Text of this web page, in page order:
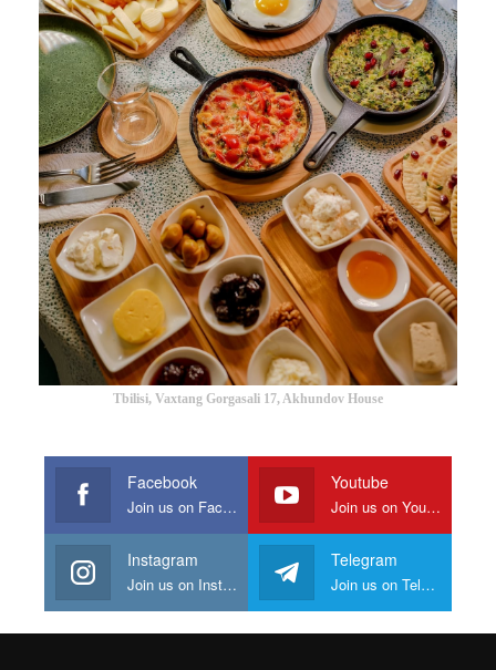
Tbilisi, Vaxtang Gorgasali 17, Akhundov House
Facebook
Join us on Facebook
Youtube
Join us on Youtube
Instagram
Join us on Instagram
Telegram
Join us on Telegram